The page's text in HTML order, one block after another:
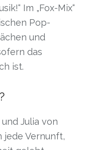
Im „Fox-Mix“
Pop-
und
das
ist.
Julia von
jede Vernunft,